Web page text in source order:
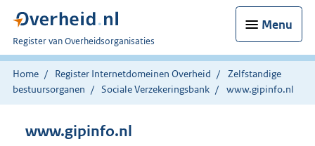
Menu
U
bent
nu
hier:
Register van Overheidsorganisaties
Home Register Internetdomeinen Overheid
Zelfstandige
bestuursorganen
Sociale Verzekeringsbank www.gipinfo.nl
www.gipinfo.nl